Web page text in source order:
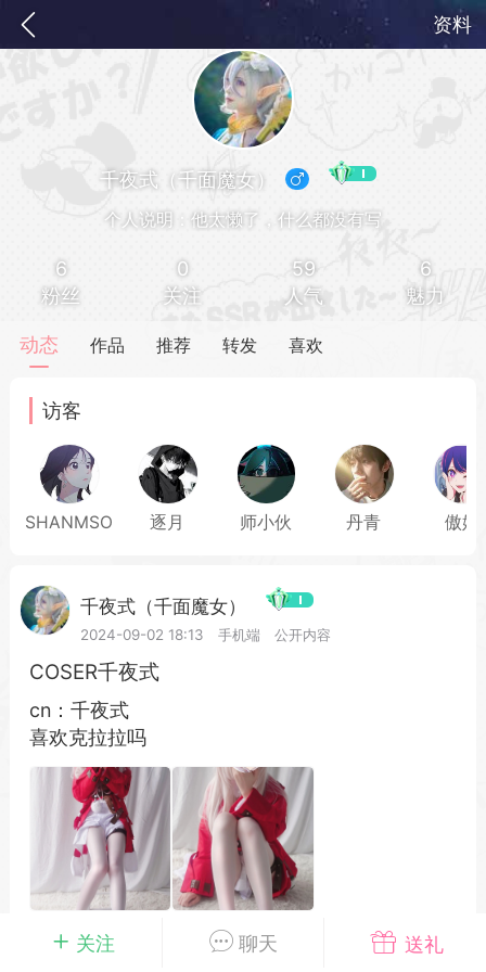
资料
萌新报道
100
04-03 16:49
电脑端 公开内容
2026⭐二次元宇宙⭐全新版
起开发的小伙伴们~
~直接看效果吧~
起开发属于大家的“二次元宇宙”
~为爱发电~持续更新~
关注 聊天 送礼
千夜式（千面魔女）
个人说明：他太懒了，什么都没有写
6
粉丝
0
关注
59
人气
6
魅力
动态 作品 推荐 转发 喜欢
访客
SHANMSO 逐月 师小伙 丹青 傲娇
千夜式（千面魔女）
2024-09-02 18:13 手机端 公开内容
COSER千夜式
cn：千夜式
喜欢克拉拉吗
Cosplay 二次元宇宙 #靓号